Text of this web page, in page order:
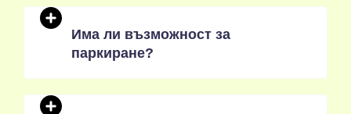
Има ли възможност за
паркиране?